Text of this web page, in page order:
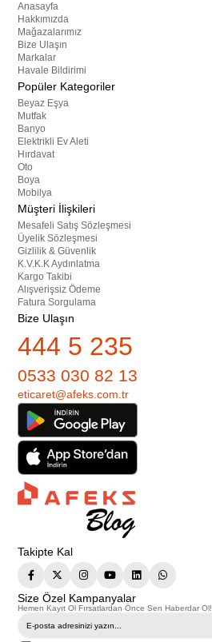
Anasayfa
Hakkımızda
Mağazalarımız
Bize Ulaşın
Markalar
Havale Bildirimi
Popüler Kategoriler
Beyaz Eşya
Mutfak
Banyo
Elektrikli Ev Aleti
Hırdavat
Oto
Boya
Mobilya
Müşteri İlişkileri
Mesafeli Satış Sözleşmesi
Üyelik Sözleşmesi
Gizlilik & Güvenlik
K.V.K.K Aydınlatma
Kargo Takibi
Alışverişsiz Ödeme
Fatura Sorgulama
Bize Ulaşın
444 5 235
0533 030 82 13
eticaret@afeks.com.tr
Takipte Kal
Size Özel Kampanyalar
Hemen Kayıt Ol Fırsatlardan Önce Sen Haberdar Ol!